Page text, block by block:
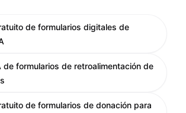
de formularios digitales de
de formularios de retroalimentación de
de formularios de donación para